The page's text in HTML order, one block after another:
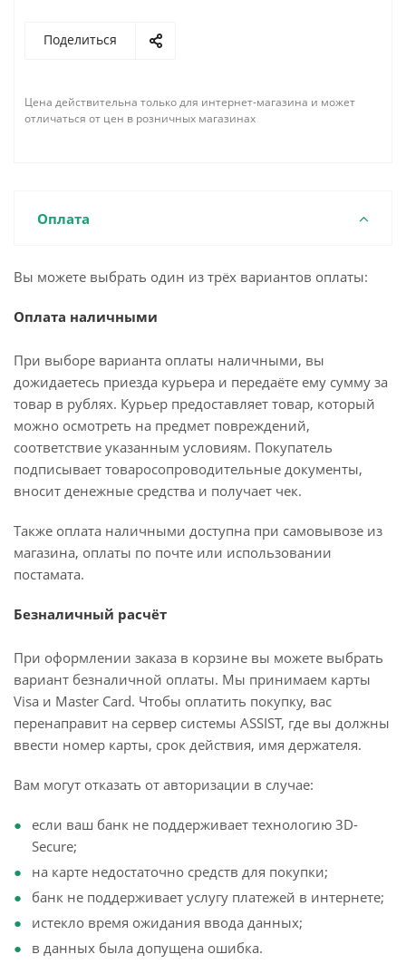
Поделиться
Цена действительна только для интернет-магазина и может
отличаться от цен в розничных магазинах
Оплата
Вы можете выбрать один из трёх вариантов оплаты:
Оплата наличными
При выборе варианта оплаты наличными, вы
дожидаетесь приезда курьера и передаёте ему сумму за
товар в рублях. Курьер предоставляет товар, который
можно осмотреть на предмет повреждений,
соответствие указанным условиям. Покупатель
подписывает товаросопроводительные документы,
вносит денежные средства и получает чек.
Также оплата наличными доступна при самовывозе из
магазина, оплаты по почте или использовании
постамата.
Безналичный расчёт
При оформлении заказа в корзине вы можете выбрать
вариант безналичной оплаты. Мы принимаем карты
Visa и Master Card. Чтобы оплатить покупку, вас
перенаправит на сервер системы ASSIST, где вы должны
ввести номер карты, срок действия, имя держателя.
Вам могут отказать от авторизации в случае:
если ваш банк не поддерживает технологию 3D-
Secure;
на карте недостаточно средств для покупки;
банк не поддерживает услугу платежей в интернете;
истекло время ожидания ввода данных;
в данных была допущена ошибка.